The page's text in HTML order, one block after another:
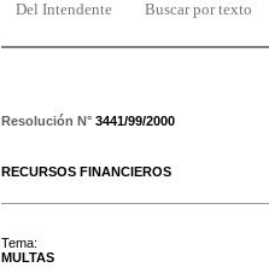
Del Intendente Buscar por texto
Resolución N° 3441/99/2000
RECURSOS FINANCIEROS
Tema:
MULTAS